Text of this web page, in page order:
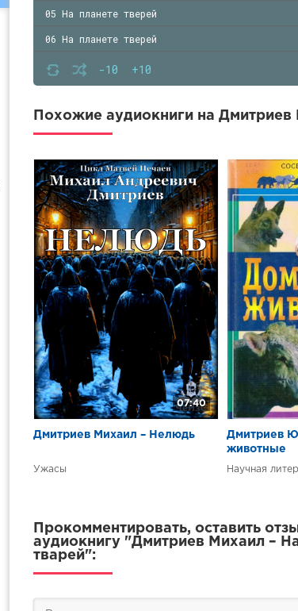
-10 +10
05 На планете тверей
06 На планете тверей
07 На планете тверей
08 На планете тверей
09 На планете тверей
11 На планете тверей
12 На планете тверей
13 На планете тверей
14 На планете тверей
15 На планете тверей
16 На планете тверей
17 На планете тверей
18 На планете тверей
19 На планете тверей
20 На планете тверей
21 На планете тверей
23 На планете тверей
26 На планете тверей
27 На планете тверей
Похожие аудиокниги на
07:40
Дмитриев Михаил – Нелюдь
Ужасы
Дмитриев
животные
Научная
Прокомментировать, оставить
аудиокнигу "Дмитриев Михаил –
тварей":